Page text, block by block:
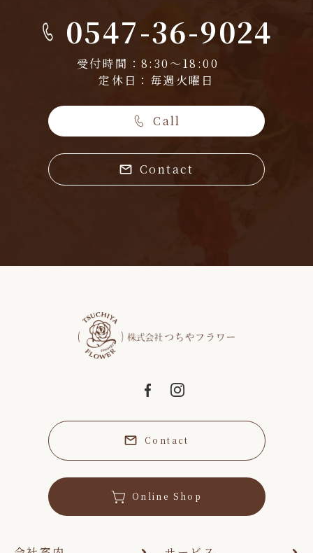
0547-36-9024
受付時間：8:30～18:00
定休日：毎週火曜日
Call
Contact
Contact
Online Shop